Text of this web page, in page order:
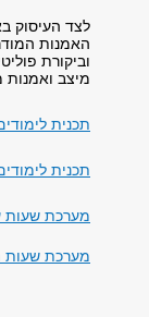
האמנות
וביקורת
מיצב
תכנית
תכנית
מערכת שעות
מערכת שעות